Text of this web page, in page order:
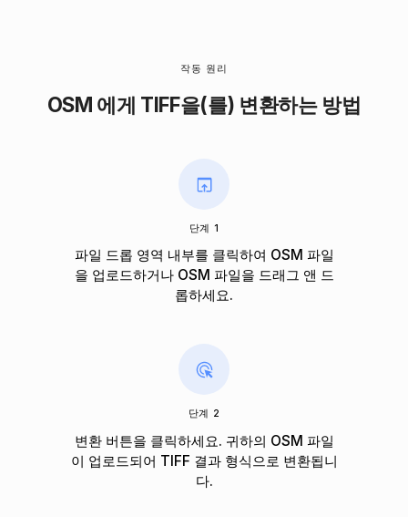
작동 원리
OSM 에게 TIFF을(를) 변환하는 방법
단계 1
파일 드롭 영역 내부를 클릭하여 OSM 파일
을 업로드하거나 OSM 파일을 드래그 앤 드
롭하세요.
단계 2
변환 버튼을 클릭하세요. 귀하의 OSM 파일
이 업로드되어 TIFF 결과 형식으로 변환됩니
다.